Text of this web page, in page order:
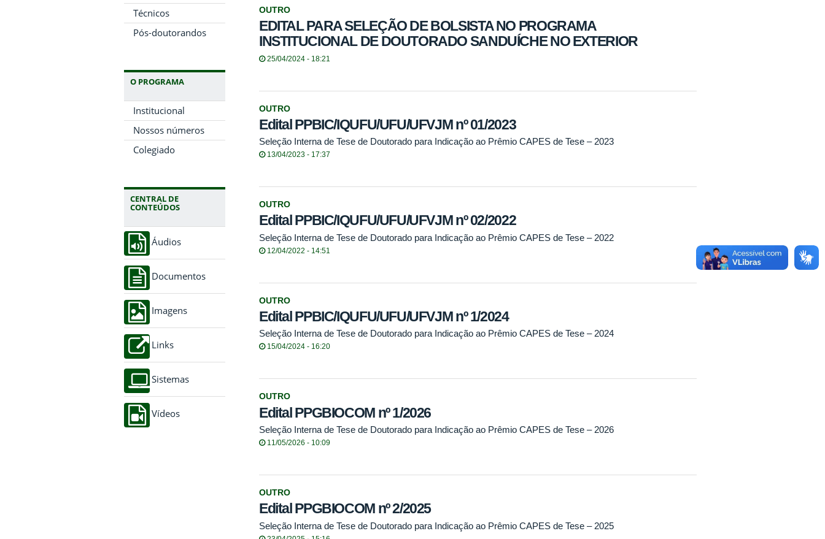
Técnicos
Pós-doutorandos
O PROGRAMA
Institucional
Nossos números
Colegiado
CENTRAL DE
CONTEÚDOS
Áudios
Documentos
Imagens
Links
Sistemas
Vídeos
OUTRO
EDITAL PARA SELEÇÃO DE BOLSISTA NO PROGRAMA
INSTITUCIONAL DE DOUTORADO SANDUÍCHE NO EXTERIOR
25/04/2024 - 18:21
OUTRO
Edital PPBIC/IQUFU/UFU/UFVJM nº 01/2023
Seleção Interna de Tese de Doutorado para Indicação ao Prêmio CAPES de Tese – 2023
13/04/2023 - 17:37
OUTRO
Edital PPBIC/IQUFU/UFU/UFVJM nº 02/2022
Seleção Interna de Tese de Doutorado para Indicação ao Prêmio CAPES de Tese – 2022
12/04/2022 - 14:51
OUTRO
Edital PPBIC/IQUFU/UFU/UFVJM nº 1/2024
Seleção Interna de Tese de Doutorado para Indicação ao Prêmio CAPES de Tese – 2024
15/04/2024 - 16:20
OUTRO
Edital PPGBIOCOM nº 1/2026
Seleção Interna de Tese de Doutorado para Indicação ao Prêmio CAPES de Tese – 2026
11/05/2026 - 10:09
OUTRO
Edital PPGBIOCOM nº 2/2025
Seleção Interna de Tese de Doutorado para Indicação ao Prêmio CAPES de Tese – 2025